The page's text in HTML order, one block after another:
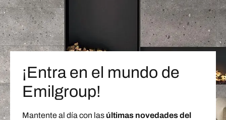
¡Entra en el mundo de
Emilgroup!
Mantente al día con las últimas novedades del